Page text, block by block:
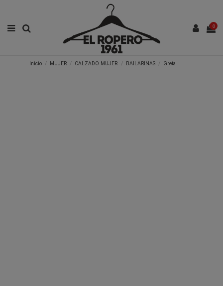
0
Inicio MUJER CALZADO MUJER BAILARINAS Greta